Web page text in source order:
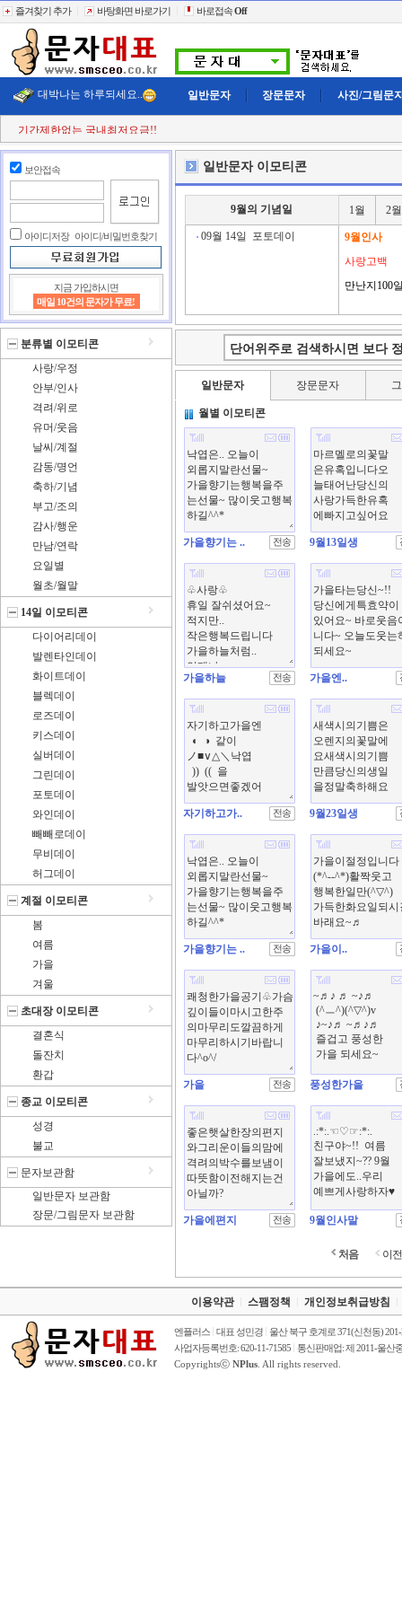
즐겨찾기 추가 바탕화면 바로가기 바로접속Off
대박나는 하루되세요.. 일반문자 장문문자 사진/그림문
기간제한없는 국내최저요금!!
첫 구매시+11% 추가적립!!
결젝금액의
충전금액의
희망단가신청! 타사이트보다 저렴하게..
빠르고 정확한 문자대표!!
전송실패건 100% 환불보상!!
보안접속
아이디저장 아이디/비밀번호찾기
지금 가입하시면
매일 10건의 문자가 무료!
분류별 이모티콘
사랑/우정
안부/인사
격려/위로
유머/웃음
날씨/계절
감동/명언
축하/기념
부고/조의
감사/행운
만남/연락
요일별
월초/월말
14일 이모티콘
다이어리데이
발렌타인데이
화이트데이
블렉데이
로즈데이
키스데이
실버데이
그린데이
포토데이
와인데이
빼빼로데이
무비데이
허그데이
계절 이모티콘
봄
여름
가을
겨울
초대장 이모티콘
결혼식
돌잔치
환갑
종교 이모티콘
성경
불교
문자보관함
일반문자 보관함
장문/그림문자 보관함
일반문자 이모티콘
9월의 기념일 1월 2월
09월 14일 포토데이
9월인사
사랑고백
만난지100
일반문자 장문문자
월별 이모티콘
가을향기는 .. 9월13일생
가을하늘 가을엔..
자기하고가.. 9월23일생
가을향기는 .. 가을이..
가을 풍성한가을
가을에편지 9월인사말
처음 이전
이용약관 스팸정책 개인정보취급방침
엔플러스 대표 성민경
울산 북구 호계로 371(신천동)
사업자등록번호: 620-11-71585
통신판매업: 제 2011-울산
Copyrightsⓒ NPlus . All rights reserved.